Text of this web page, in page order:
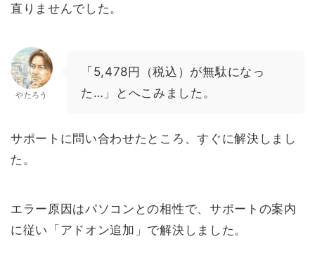
直りませんでした。
やたろう
「5,478円（税込）が無駄になっ
た…」とへこみました。
サポートに問い合わせたところ、すぐに解決しまし
た。
エラー原因はパソコンとの相性で、サポートの案内
に従い「アドオン追加」で解決しました。